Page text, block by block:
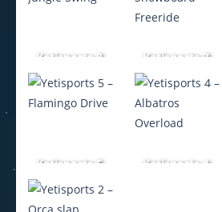
Yetisports 8
– Jungle
Swing
Yetisports 7
– Snowboard
Freeride
Yetisports 5
– Flamingo
Drive
Yetisports 4